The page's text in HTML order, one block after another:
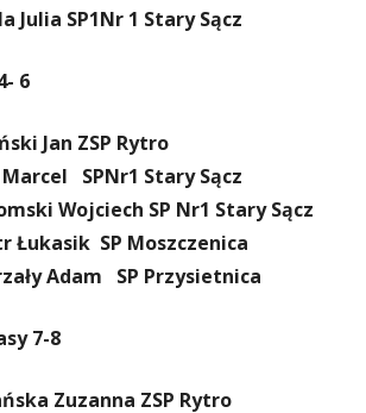
Julia SP1Nr 1 Stary Sącz
6
Jan ZSP Rytro
SPNr1 Stary Sącz
Wojciech SP Nr1 Stary Sącz
Łukasik SP Moszczenica
Adam SP Przysietnica
klasy 7-8
Zuzanna ZSP Rytro